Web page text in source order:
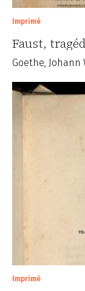
Imprimé
Faust,
Goethe, Johann
Imprimé